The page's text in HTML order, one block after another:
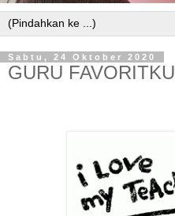
Sabtu, 24 Oktober 2020
GURU FAVORITKU